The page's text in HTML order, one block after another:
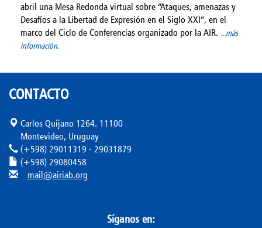
abril una Mesa Redonda virtual sobre “Ataques, amenazas y
Desafíos a la Libertad de Expresión en el Siglo XXI”, en el
marco del Ciclo de Conferencias organizado por la AIR. ...más
información.
CONTACTO
Carlos Quijano 1264. 11100
Montevideo, Uruguay
(+598) 29011319 - 29031879
(+598) 29080458
mail@airiab.org
Síganos en: